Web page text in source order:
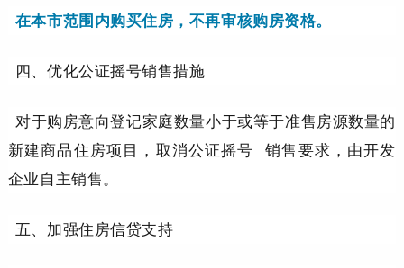
在本市范围内购买住房，不再审核购房资格。
四、优化公证摇号销售措施
对于购房意向登记家庭数量小于或等于准售房源数量的
新建商品住房项目，取消公证摇号
销售要求，由开发
企业自主销售。
五、加强住房信贷支持